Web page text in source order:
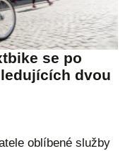
se po
dvou
oblíbené služby